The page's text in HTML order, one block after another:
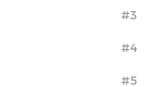
#3
#4
#5